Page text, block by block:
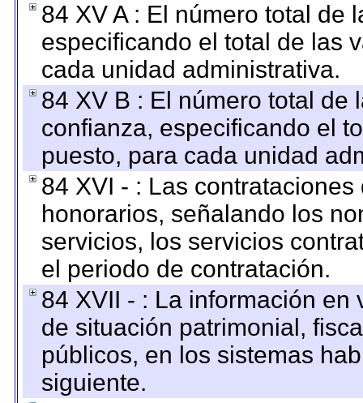
84 XV A : El número total de
especificando el total de las
cada unidad administrativa.
84 XV B : El número total de
confianza, especificando el
puesto, para cada unidad
84 XVI - : Las
honorarios, señalando los
servicios, los servicios
el periodo de contratación.
84 XVII - : La información
de situación patrimonial,
públicos, en los sistemas
siguiente.